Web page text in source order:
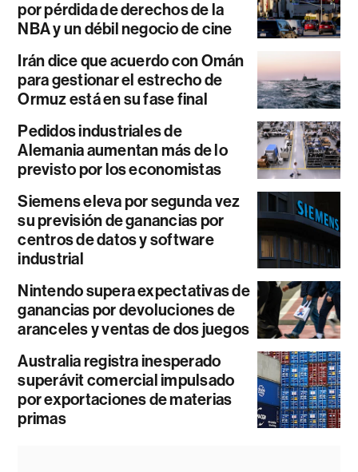
por pérdida de derechos de la
NBA y un débil negocio de cine
Irán dice que acuerdo con Omán
para gestionar el estrecho de
Ormuz está en su fase final
Pedidos industriales de
Alemania aumentan más de lo
previsto por los economistas
Siemens eleva por segunda vez
su previsión de ganancias por
centros de datos y software
industrial
Nintendo supera expectativas de
ganancias por devoluciones de
aranceles y ventas de dos juegos
Australia registra inesperado
superávit comercial impulsado
por exportaciones de materias
primas